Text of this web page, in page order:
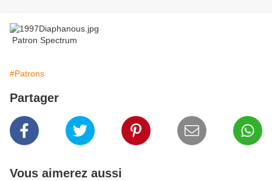
Patron Spectrum
#Patrons
Partager
Vous aimerez aussi